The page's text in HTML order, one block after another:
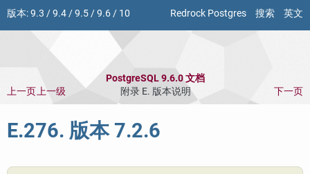
Redrock Postgres 搜索 英文
版本:9.3 /9.4/9.5/9.6/ 10
PostgreSQL 9.6.0 文档
上一页上一级 附录 E. 版本说明 下一页
E.276. 版本 7.2.6